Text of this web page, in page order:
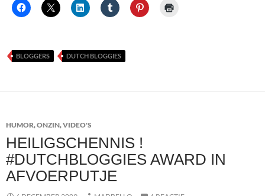
BLOGGERS DUTCH BLOGGIES
HUMOR,ONZIN,VIDEO'S
HEILIGSCHENNIS !
#DUTCHBLOGGIES AWARD IN
AFVOERPUTJE